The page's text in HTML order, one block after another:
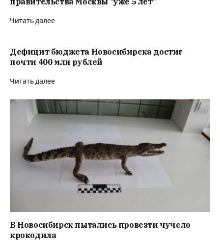
Читать далее
Дефицит бюджета Новосибирска достиг
почти 400 млн рублей
Читать далее
В Новосибирск пытались провезти чучело
крокодила